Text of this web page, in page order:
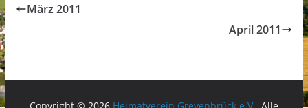
März 2011
April 2011